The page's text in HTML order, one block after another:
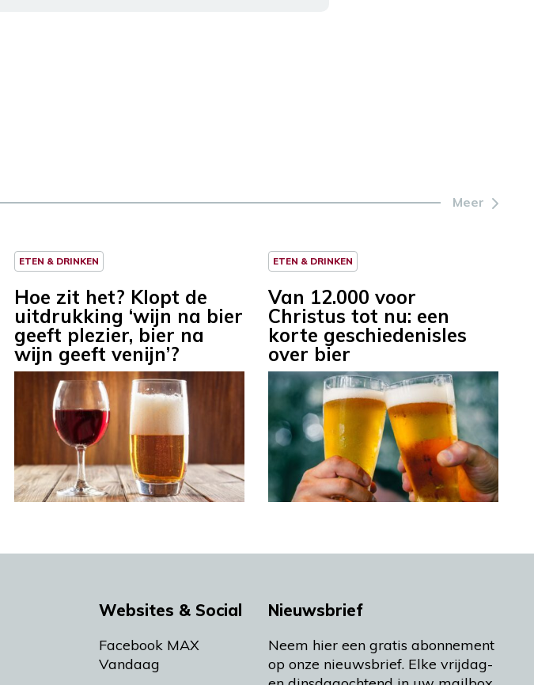
Meer
ETEN & DRINKEN
Hoe zit het? Klopt de
uitdrukking ‘wijn na bier
geeft plezier, bier na
wijn geeft venijn’?
ETEN & DRINKEN
Van 12.000 voor
Christus tot nu: een
korte geschiedenisles
over bier
Websites & Social
Facebook MAX
Vandaag
Nieuwsbrief
Neem hier een gratis abonnement
op onze nieuwsbrief. Elke vrijdag-